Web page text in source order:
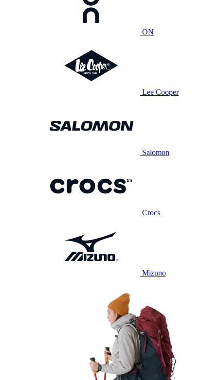
ON
Lee Cooper
Salomon
Crocs
Mizuno